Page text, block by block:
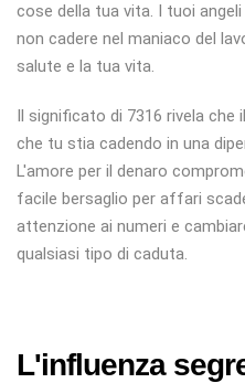
cose della tua vita. I tuoi
non cadere nel maniaco del
salute e la tua vita.
Il significato di 7316 rivela che
che tu stia cadendo in una
L'amore per il denaro
facile bersaglio per affari
attenzione ai numeri e
qualsiasi tipo di caduta.
L'influenza